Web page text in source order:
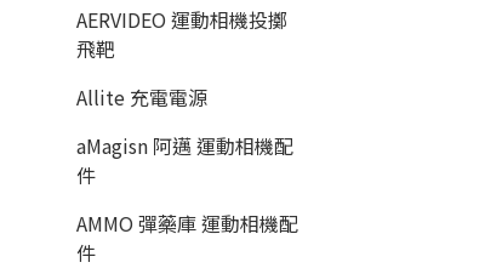
AERVIDEO 運動相機投擲
飛靶
Allite 充電電源
aMagisn 阿邁 運動相機配
件
AMMO 彈藥庫 運動相機配
件